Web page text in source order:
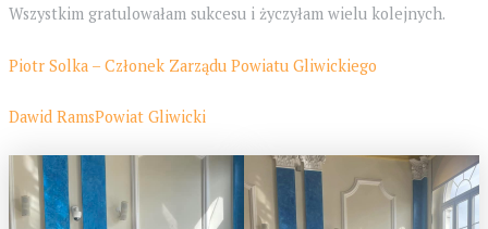
Wszystkim gratulowałam sukcesu i życzyłam wielu kolejnych.
Piotr Solka – Członek Zarządu Powiatu Gliwickiego
Dawid RamsPowiat Gliwicki